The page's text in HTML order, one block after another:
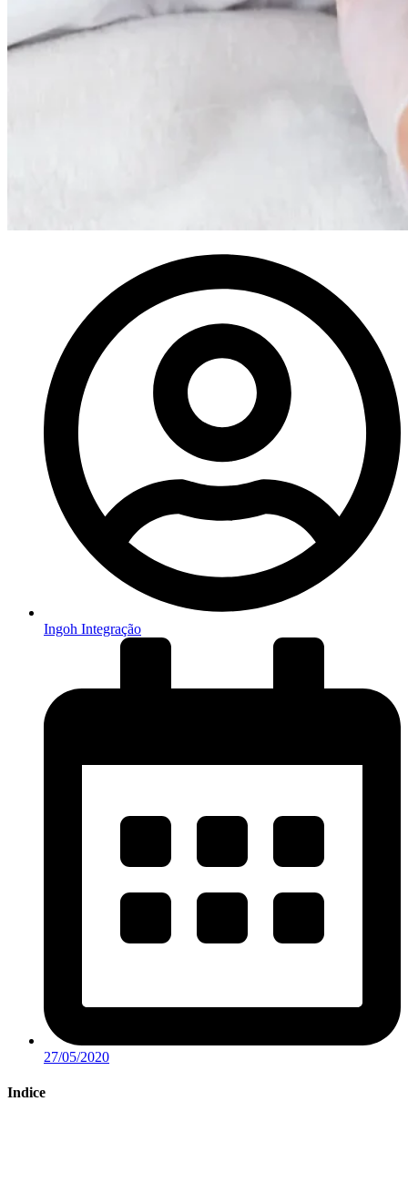
Ingoh Integração
27/05/2020
Indice